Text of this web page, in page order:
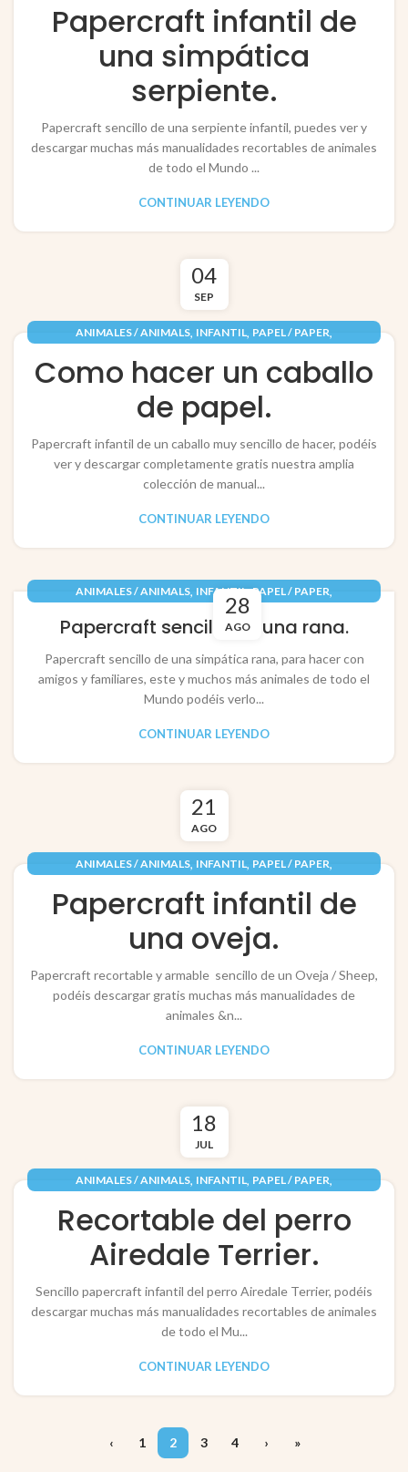
Papercraft infantil de
una simpática
serpiente.
Papercraft sencillo de una serpiente infantil, puedes ver y
descargar muchas más manualidades recortables de animales
de todo el Mundo ...
CONTINUAR LEYENDO
04
SEP
ANIMALES / ANIMALS, INFANTIL, PAPEL / PAPER,
Como hacer un caballo
de papel.
Papercraft infantil de un caballo muy sencillo de hacer, podéis
ver y descargar completamente gratis nuestra amplia
colección de manual...
CONTINUAR LEYENDO
28
AGO
ANIMALES / ANIMALS, INFANTIL,PAPEL / PAPER,
RECORTABLES PAPERCRAFT
Papercraft sencillo de una rana.
Papercraft sencillo de una simpática rana, para hacer con
amigos y familiares, este y muchos más animales de todo el
Mundo podéis verlo...
CONTINUAR LEYENDO
21
AGO
ANIMALES / ANIMALS, INFANTIL, PAPEL / PAPER,
Papercraft infantil de
una oveja.
Papercraft recortable y armable sencillo de un Oveja / Sheep,
podéis descargar gratis muchas más manualidades de
animales &n...
CONTINUAR LEYENDO
18
JUL
ANIMALES / ANIMALS, INFANTIL, PAPEL / PAPER,
Recortable del perro
Airedale Terrier.
Sencillo papercraft infantil del perro Airedale Terrier, podéis
descargar muchas más manualidades recortables de animales
de todo el Mu...
CONTINUAR LEYENDO
‹ 1 2 3 4 › »